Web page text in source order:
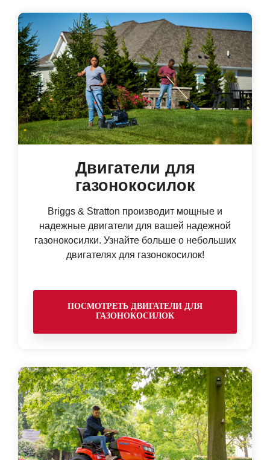
Двигатели для
газонокосилок
Briggs & Stratton производит мощные и
надежные двигатели для вашей надежной
газонокосилки. Узнайте больше о небольших
двигателях для газонокосилок!
ПОСМОТРЕТЬ ДВИГАТЕЛИ ДЛЯ
ГАЗОНОКОСИЛОК